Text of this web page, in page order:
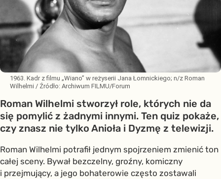
1963. Kadr z filmu „Wiano” w reżyserii Jana Łomnickiego; n/z Roman
Wilhelmi / Źródło: Archiwum FILMU/Forum
Roman Wilhelmi stworzył role, których nie da
się pomylić z żadnymi innymi. Ten quiz pokaże,
czy znasz nie tylko Anioła i Dyzmę z telewizji.
Roman Wilhelmi potrafił jednym spojrzeniem zmienić ton
całej sceny. Bywał bezczelny, groźny, komiczny
i przejmujący, a jego bohaterowie często zostawali